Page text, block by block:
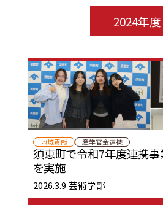
2024年度
地域貢献 産学官金連携
須恵町で令和7年度連携
を実施
2026.3.9 芸術学部